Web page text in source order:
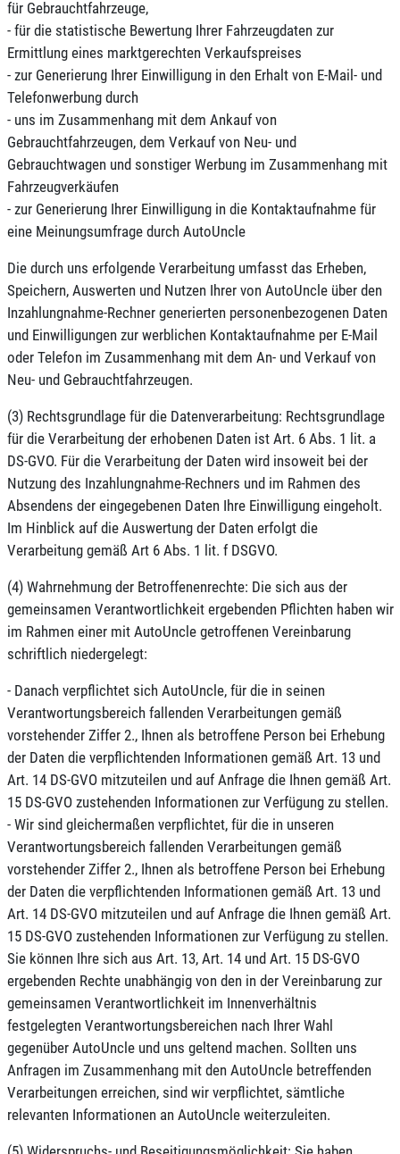
für Gebrauchtfahrzeuge,
- für die statistische Bewertung Ihrer Fahrzeugdaten zur
Ermittlung eines marktgerechten Verkaufspreises
- zur Generierung Ihrer Einwilligung in den Erhalt von E-Mail- und
Telefonwerbung durch
- uns im Zusammenhang mit dem Ankauf von
Gebrauchtfahrzeugen, dem Verkauf von Neu- und
Gebrauchtwagen und sonstiger Werbung im Zusammenhang mit
Fahrzeugverkäufen
- zur Generierung Ihrer Einwilligung in die Kontaktaufnahme für
eine Meinungsumfrage durch AutoUncle
Die durch uns erfolgende Verarbeitung umfasst das Erheben,
Speichern, Auswerten und Nutzen Ihrer von AutoUncle über den
Inzahlungnahme-Rechner generierten personenbezogenen Daten
und Einwilligungen zur werblichen Kontaktaufnahme per E-Mail
oder Telefon im Zusammenhang mit dem An- und Verkauf von
Neu- und Gebrauchtfahrzeugen.
(3) Rechtsgrundlage für die Datenverarbeitung: Rechtsgrundlage
für die Verarbeitung der erhobenen Daten ist Art. 6 Abs. 1 lit. a
DS-GVO. Für die Verarbeitung der Daten wird insoweit bei der
Nutzung des Inzahlungnahme-Rechners und im Rahmen des
Absendens der eingegebenen Daten Ihre Einwilligung eingeholt.
Im Hinblick auf die Auswertung der Daten erfolgt die
Verarbeitung gemäß Art 6 Abs. 1 lit. f DSGVO.
(4) Wahrnehmung der Betroffenenrechte: Die sich aus der
gemeinsamen Verantwortlichkeit ergebenden Pflichten haben wir
im Rahmen einer mit AutoUncle getroffenen Vereinbarung
schriftlich niedergelegt:
- Danach verpflichtet sich AutoUncle, für die in seinen
Verantwortungsbereich fallenden Verarbeitungen gemäß
vorstehender Ziffer 2., Ihnen als betroffene Person bei Erhebung
der Daten die verpflichtenden Informationen gemäß Art. 13 und
Art. 14 DS-GVO mitzuteilen und auf Anfrage die Ihnen gemäß Art.
15 DS-GVO zustehenden Informationen zur Verfügung zu stellen.
- Wir sind gleichermaßen verpflichtet, für die in unseren
Verantwortungsbereich fallenden Verarbeitungen gemäß
vorstehender Ziffer 2., Ihnen als betroffene Person bei Erhebung
der Daten die verpflichtenden Informationen gemäß Art. 13 und
Art. 14 DS-GVO mitzuteilen und auf Anfrage die Ihnen gemäß Art.
15 DS-GVO zustehenden Informationen zur Verfügung zu stellen.
Sie können Ihre sich aus Art. 13, Art. 14 und Art. 15 DS-GVO
ergebenden Rechte unabhängig von den in der Vereinbarung zur
gemeinsamen Verantwortlichkeit im Innenverhältnis
festgelegten Verantwortungsbereichen nach Ihrer Wahl
gegenüber AutoUncle und uns geltend machen. Sollten uns
Anfragen im Zusammenhang mit den AutoUncle betreffenden
Verarbeitungen erreichen, sind wir verpflichtet, sämtliche
relevanten Informationen an AutoUncle weiterzuleiten.